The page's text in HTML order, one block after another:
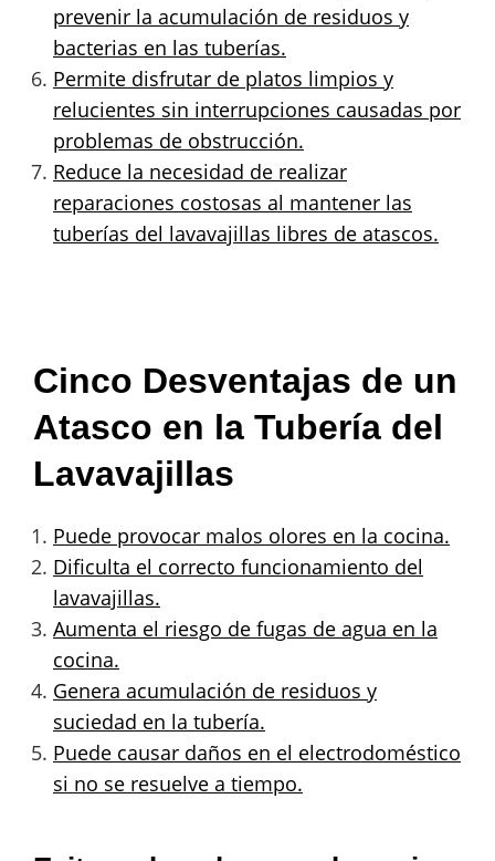
prevenir la acumulación de residuos y
bacterias en las tuberías.
Permite disfrutar de platos limpios y
relucientes sin interrupciones causadas por
problemas de obstrucción.
Reduce la necesidad de realizar
reparaciones costosas al mantener las
tuberías del lavavajillas libres de atascos.
Cinco Desventajas de un
Atasco en la Tubería del
Lavavajillas
Puede provocar malos olores en la cocina.
Dificulta el correcto funcionamiento del
lavavajillas.
Aumenta el riesgo de fugas de agua en la
cocina.
Genera acumulación de residuos y
suciedad en la tubería.
Puede causar daños en el electrodoméstico
si no se resuelve a tiempo.